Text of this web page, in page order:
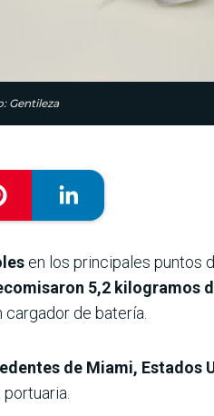
Gentileza
en los principales puntos
5,2 kilogramos
de batería.
de Miami, Estados